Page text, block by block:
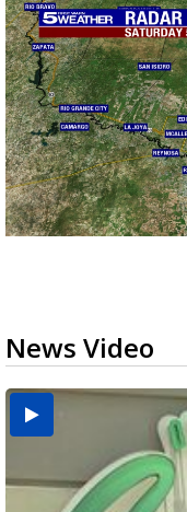
News Video